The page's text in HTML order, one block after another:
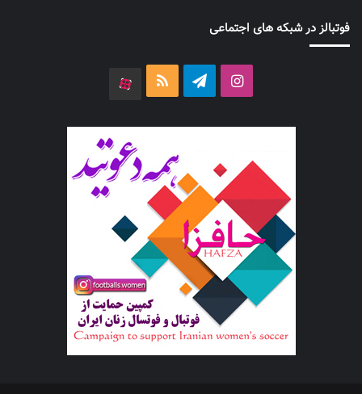
فوتبالز در شبکه های اجتماعی
اینستاگرامتلگرام خوراک